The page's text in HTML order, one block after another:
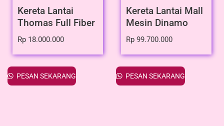
Kereta Lantai
Thomas Full Fiber
Rp 18.000.000
PESAN SEKARANG
Kereta Lantai Mall
Mesin Dinamo
Rp 99.700.000
PESAN SEKARANG